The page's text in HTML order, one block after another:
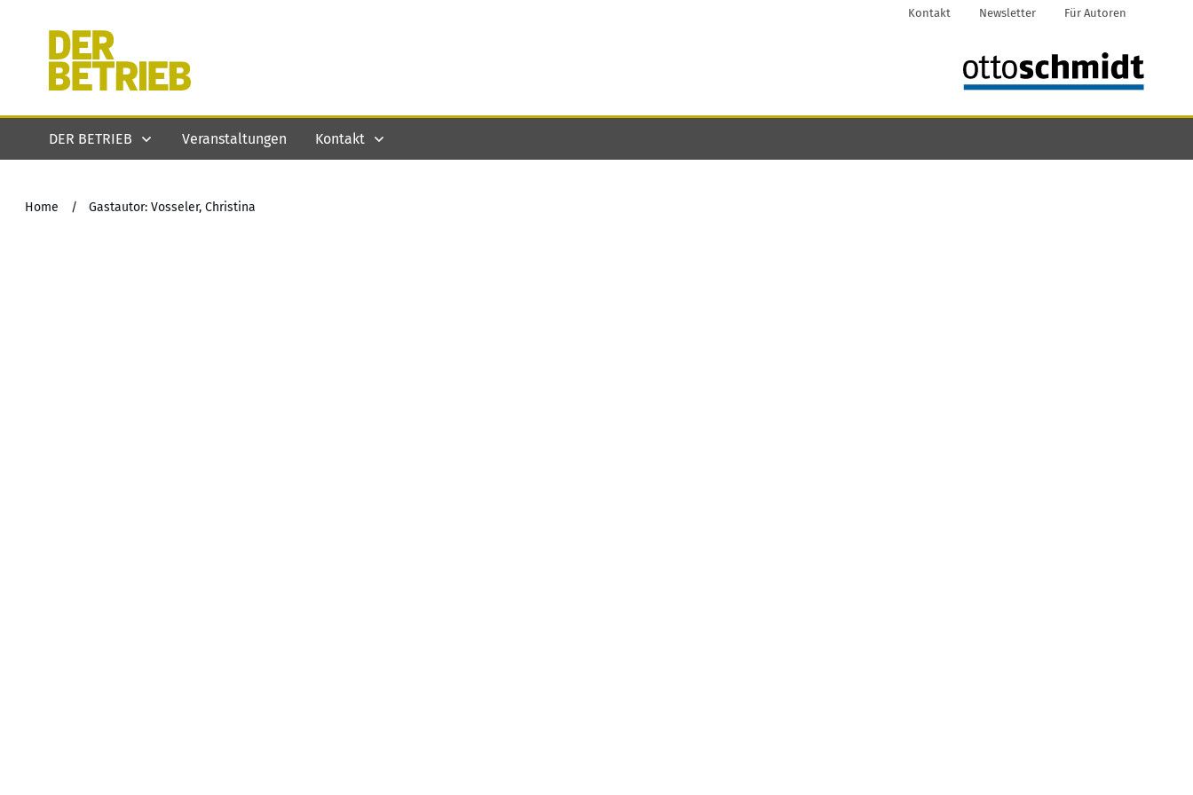
Kontakt Newsletter Für Autoren
DER BETRIEB Veranstaltungen Kontakt
Home / Gastautor: Vosseler, Christina